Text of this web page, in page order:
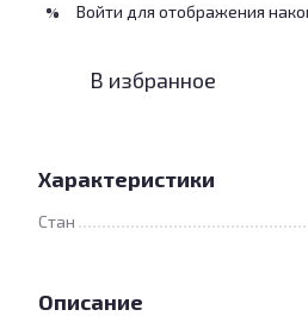
% Войти для отображения
В избранное
Характеристики
Стан
Описание